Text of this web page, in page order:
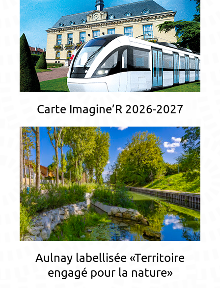
Carte Imagine’R 2026-2027
Aulnay labellisée «Territoire
engagé pour la nature»